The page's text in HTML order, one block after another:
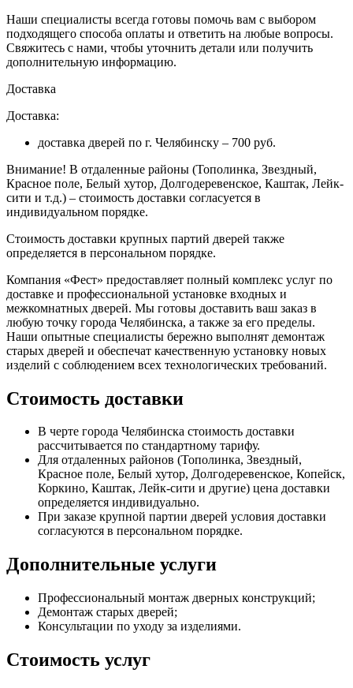
Наши специалисты всегда готовы помочь вам с выбором
подходящего способа оплаты и ответить на любые вопросы.
Свяжитесь с нами, чтобы уточнить детали или получить
дополнительную информацию.
Доставка
Доставка:
доставка дверей по г. Челябинску – 700 руб.
Внимание! В отдаленные районы (Тополинка, Звездный,
Красное поле, Белый хутор, Долгодеревенское, Каштак, Лейк-
сити и т.д.) – стоимость доставки согласуется в
индивидуальном порядке.
Стоимость доставки крупных партий дверей также
определяется в персональном порядке.
Компания «Фест» предоставляет полный комплекс услуг по
доставке и профессиональной установке входных и
межкомнатных дверей. Мы готовы доставить ваш заказ в
любую точку города Челябинска, а также за его пределы.
Наши опытные специалисты бережно выполнят демонтаж
старых дверей и обеспечат качественную установку новых
изделий с соблюдением всех технологических требований.
Стоимость доставки
В черте города Челябинска стоимость доставки
рассчитывается по стандартному тарифу.
Для отдаленных районов (Тополинка, Звездный,
Красное поле, Белый хутор, Долгодеревенское, Копейск,
Коркино, Каштак, Лейк-сити и другие) цена доставки
определяется индивидуально.
При заказе крупной партии дверей условия доставки
согласуются в персональном порядке.
Дополнительные услуги
Профессиональный монтаж дверных конструкций;
Демонтаж старых дверей;
Консультации по уходу за изделиями.
Стоимость услуг